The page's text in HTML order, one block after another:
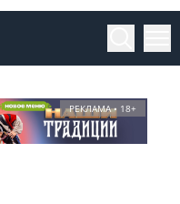
РЕКЛАМА • 18+